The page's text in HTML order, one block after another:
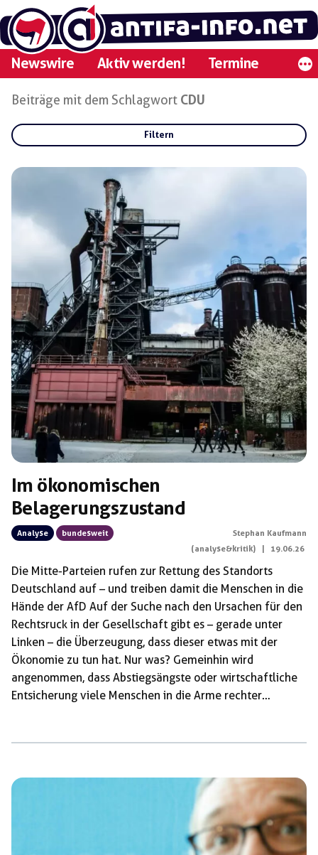
Zum
Inhalt
springen
Newswire Aktiv werden! Termine
Beiträge mit dem Schlagwort CDU
Filtern
Gruppen:
Regionen:
Schlagwörter:
CDU
Im ökonomischen
Belagerungszustand
Analyse bundesweit
Stephan Kaufmann
(analyse&kritik)
19.06.26
Die Mitte-Parteien rufen zur Rettung des Standorts
Deutschland auf – und treiben damit die Menschen in die
Hände der AfD Auf der Suche nach den Ursachen für den
Rechtsruck in der Gesellschaft gibt es – gerade unter
Linken – die Überzeugung, dass dieser etwas mit der
Ökonomie zu tun hat. Nur was? Gemeinhin wird
angenommen, dass Abstiegsängste oder wirtschaftliche
Entsicherung viele Menschen in die Arme rechter
allerdings einen wesentlichen Faktor vernachlässigt: die
regierenden Parteien der Mitte, die mit ihrem Programm